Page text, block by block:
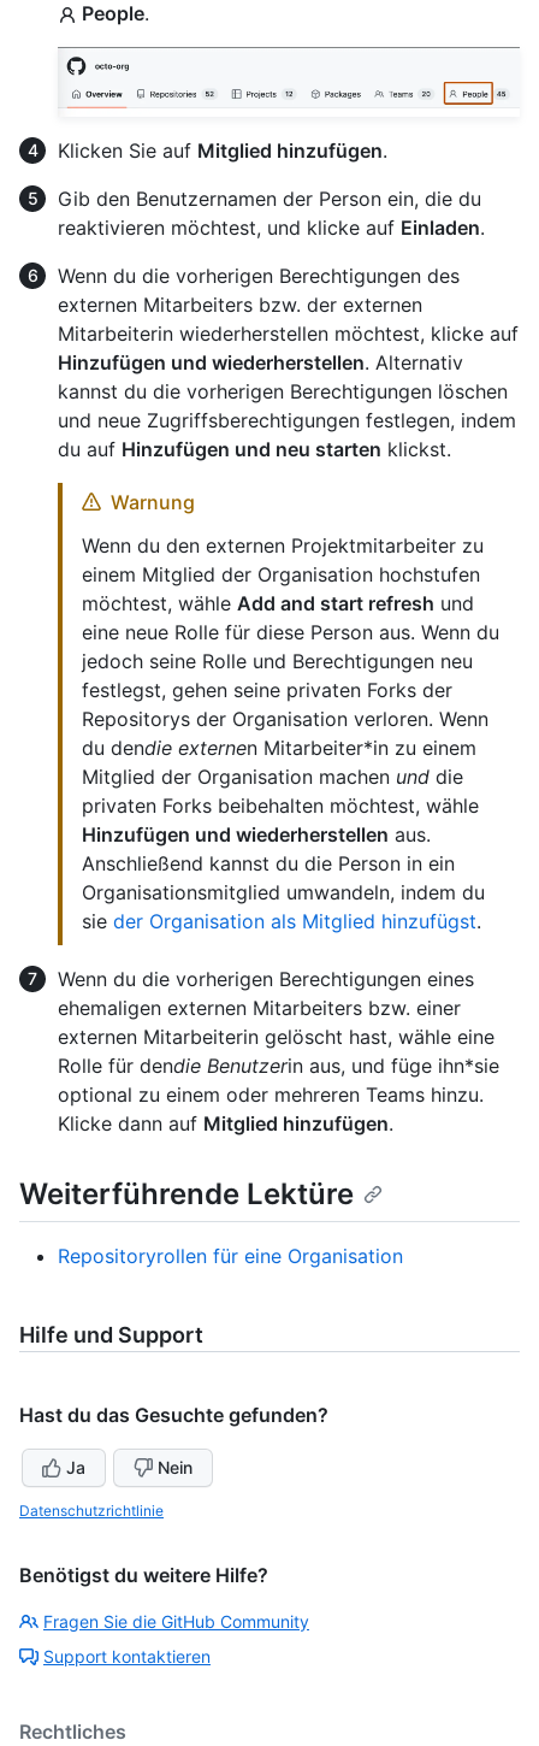
People.
Klicken Sie auf Mitglied hinzufügen.
Gib den Benutzernamen der Person ein, die du
reaktivieren möchtest, und klicke auf Einladen.
Wenn du die vorherigen Berechtigungen des
externen Mitarbeiters bzw. der externen
Mitarbeiterin wiederherstellen möchtest, klicke auf
Hinzufügen und wiederherstellen. Alternativ
kannst du die vorherigen Berechtigungen löschen
und neue Zugriffsberechtigungen festlegen, indem
du auf Hinzufügen und neu starten klickst.
Warnung
Wenn du den externen Projektmitarbeiter zu
einem Mitglied der Organisation hochstufen
möchtest, wähle Add and start refresh und
eine neue Rolle für diese Person aus. Wenn du
jedoch seine Rolle und Berechtigungen neu
festlegst, gehen seine privaten Forks der
Repositorys der Organisation verloren. Wenn
du dendie externen Mitarbeiter*in zu einem
Mitglied der Organisation machen und die
privaten Forks beibehalten möchtest, wähle
Hinzufügen und wiederherstellen aus.
Anschließend kannst du die Person in ein
Organisationsmitglied umwandeln, indem du
sie der Organisation als Mitglied hinzufügst.
Wenn du die vorherigen Berechtigungen eines
ehemaligen externen Mitarbeiters bzw. einer
externen Mitarbeiterin gelöscht hast, wähle eine
Rolle für dendie Benutzerin aus, und füge ihn*sie
optional zu einem oder mehreren Teams hinzu.
Klicke dann auf Mitglied hinzufügen.
Weiterführende Lektüre
Repositoryrollen für eine Organisation
Hilfe und Support
Hast du das Gesuchte gefunden?
Ja Nein
Datenschutzrichtlinie
Benötigst du weitere Hilfe?
Fragen Sie die GitHub Community
Support kontaktieren
Rechtliches